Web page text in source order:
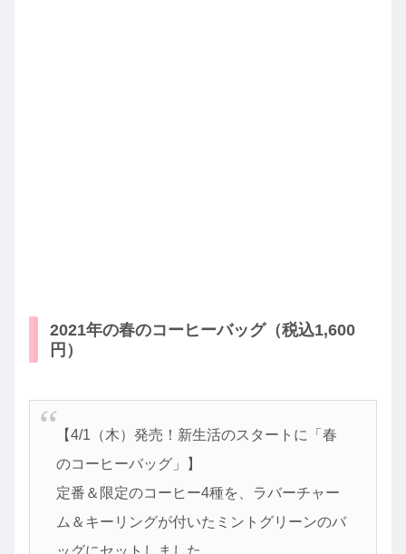
2021年の春のコーヒーバッグ（税込1,600
円）
【4/1（木）発売！新生活のスタートに「春
のコーヒーバッグ」】
定番＆限定のコーヒー4種を、ラバーチャー
ム＆キーリングが付いたミントグリーンのバ
ッグにセットしました。